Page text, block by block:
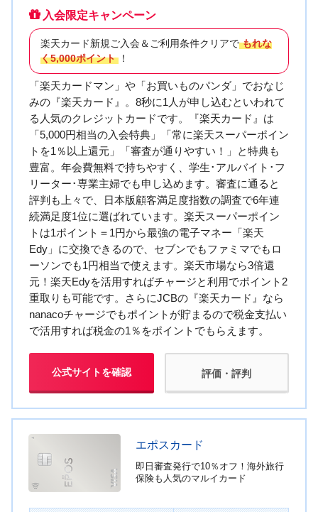
入会限定キャンペーン
楽天カード新規ご入会＆ご利用条件クリアで もれな
く5,000ポイント ！
「楽天カードマン」や「お買いものパンダ」でおなじ
みの『楽天カード』。8秒に1人が申し込むといわれて
る人気のクレジットカードです。『楽天カード』は
「5,000円相当の入会特典」「常に楽天スーパーポイン
トを1％以上還元」「審査が通りやすい！」と特典も
豊富。年会費無料で持ちやすく、学生･アルバイト･フ
リーター･専業主婦でも申し込めます。審査に通ると
評判も上々で、日本版顧客満足度指数の調査で6年連
続満足度1位に選ばれています。楽天スーパーポイン
トは1ポイント＝1円から最強の電子マネー「楽天
Edy」に交換できるので、セブンでもファミマでもロ
ーソンでも1円相当で使えます。楽天市場なら3倍還
元！楽天Edyを活用すればチャージと利用でポイント2
重取りも可能です。さらにJCBの『楽天カード』なら
nanacoチャージでもポイントが貯まるので税金支払い
で活用すれば税金の1％をポイントでもらえます。
公式サイトを確認 評価・評判
エポスカード
即日審査発行で10％オフ！海外旅行
保険も人気のマルイカード